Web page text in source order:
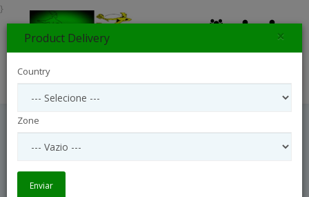
Wreath With Ribbon
}
Product Delivery ×
Country
Zone
Enviar